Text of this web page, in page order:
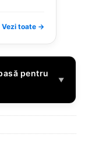
Vezi toate →
pentru
▼